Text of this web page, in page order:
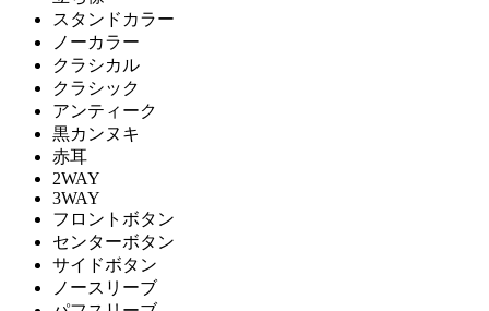
スタンドカラー
ノーカラー
クラシカル
クラシック
アンティーク
黒カンヌキ
赤耳
2WAY
3WAY
フロントボタン
センターボタン
サイドボタン
ノースリーブ